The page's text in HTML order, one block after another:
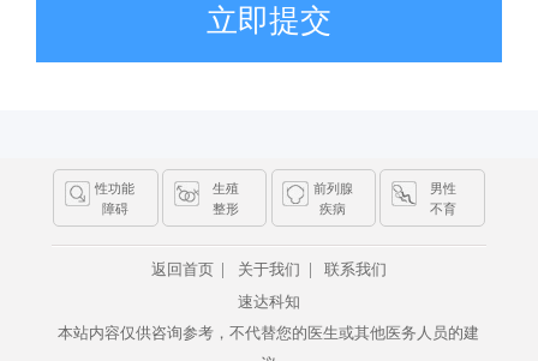
立即提交
性功能
障碍
生殖
整形
前列腺
疾病
男性
不育
返回首页 | 关于我们 |
联系我们
速达科知
本站内容仅供咨询参考，不代替您的医生或其他医务人员的建